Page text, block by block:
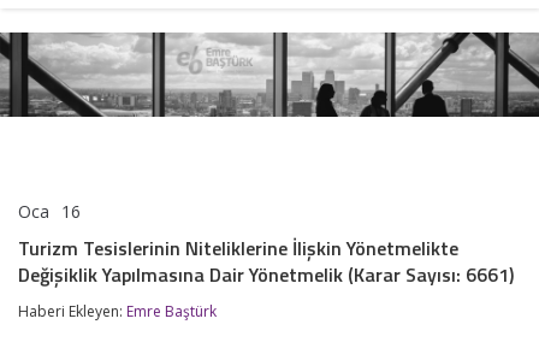
Oca 16
Niteliklerine
İlişkin
Değişiklik
Turizm Tesislerinin Niteliklerine İlişkin Yönetmelikte
Değişiklik Yapılmasına Dair Yönetmelik (Karar Sayısı: 6661)
Haberi Ekleyen: Emre Baştürk